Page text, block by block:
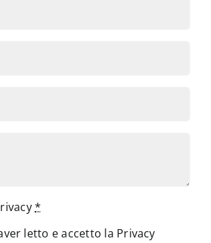
*
letto e accetto la Privacy